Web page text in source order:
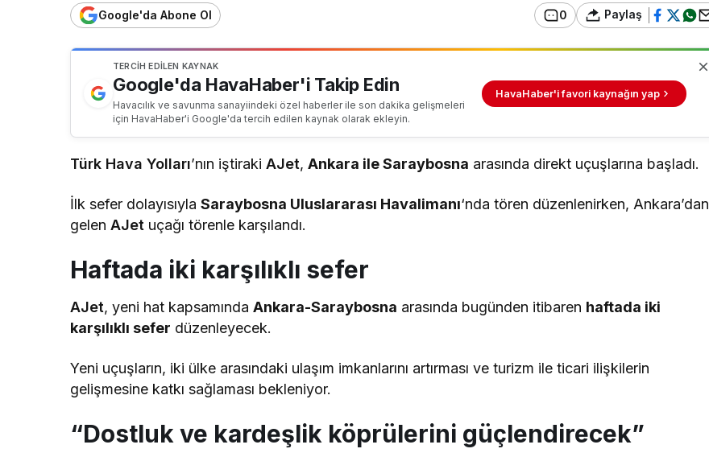
Google'da Abone Ol 0 Paylaş
TERCIH EDILEN KAYNAK
Google'da HavaHaber'i Takip Edin
Havacılık ve savunma sanayiindeki özel haberler ile son dakika gelişmeleri
için HavaHaber'i Google'da tercih edilen kaynak olarak ekleyin.
HavaHaber'i favori kaynağın yap
Türk Hava Yolları’nın iştirakiAJet,Ankara ile Saraybosna arasında direkt uçuşlarına başladı.
İlk sefer dolayısıylaSaraybosna Uluslararası Havalimanı‘nda tören düzenlenirken, Ankara’dan
gelenAJet uçağı törenle karşılandı.
Haftada iki karşılıklı sefer
AJet, yeni hat kapsamındaAnkara-Saraybosna arasında bugünden itibaren haftada iki
karşılıklı sefer düzenleyecek.
Yeni uçuşların, iki ülke arasındaki ulaşım imkanlarını artırması ve turizm ile ticari ilişkilerin
gelişmesine katkı sağlaması bekleniyor.
“Dostluk ve kardeşlik köprülerini güçlendirecek”